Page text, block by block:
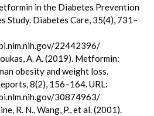
in the Diabetes Prevention
Study. Diabetes Care, 35(4), 731–
22442396/
A. A. (2019). Metformin:
obesity and weight loss.
8(2), 156–164. URL:
30874963/
R. N., Wang, P., et al. (2001).